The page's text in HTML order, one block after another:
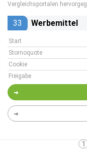
Vergleichsportalen
33 Werbemittel
Start
Stornoquote
Cookie
Freigabe
1